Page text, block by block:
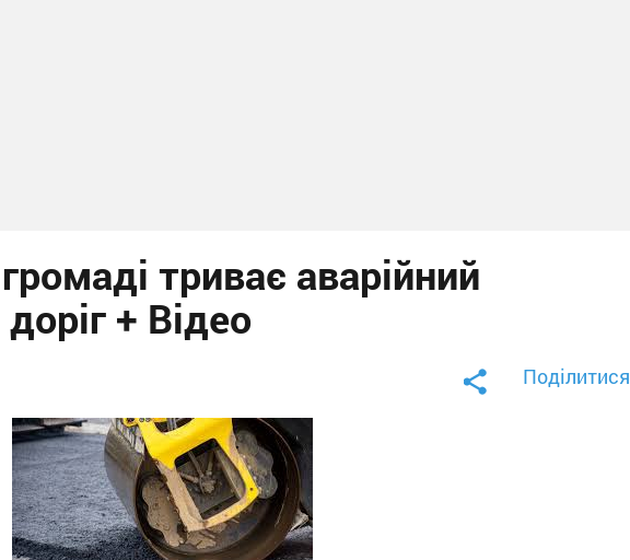
триває аварійний
+ Відео
Поділитися